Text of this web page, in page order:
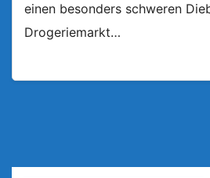
einen besonders schweren
Drogeriemarkt…